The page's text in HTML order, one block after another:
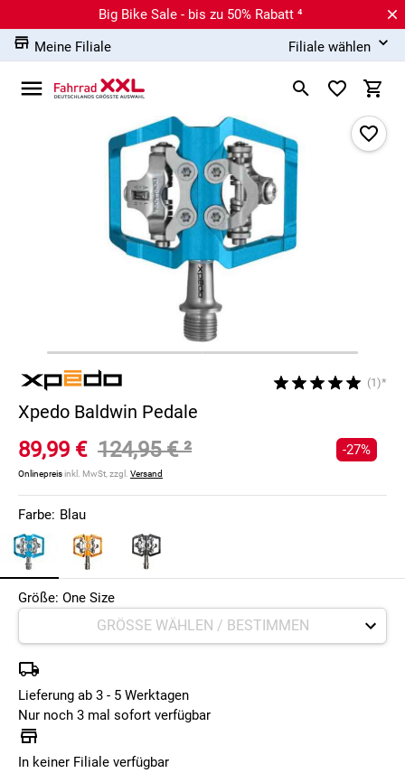
Big Bike Sale - bis zu 50% Rabatt ⁴
Meine Filiale
Filiale wählen
(1)*
Xpedo Baldwin Pedale
89,99 € 124,95 €²
Onlinepreisinkl. MwSt, zzgl. Versand
-27%
Farbe: Blau
Größe: One Size
Lieferung ab 3 - 5 Werktagen
Nur noch 3 mal sofort verfügbar
In keiner Filiale verfügbar